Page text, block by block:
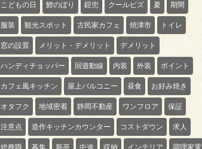
こどもの日 鯉のぼり 鎧兜 クールビズ 夏 期間
服装 観光スポット 古民家カフェ 焼津市 トイレ
窓の設置 メリット・デメリット デメリット
ハンディチョッパー 回遊動線 内装 外装 ポイント
カフェ風キッチン 屋上バルコニー 昼食 お好み焼き
オタフク 地域密着 静岡不動産 ワンフロア 保証
注意点 造作キッチンカウンター コストダウン 求人
総務職 募集 新卒 中途 収納 インテリア 調理家電